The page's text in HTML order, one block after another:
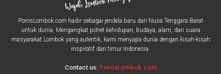
PorosLombok.com hadir sebagai jendela baru dari Nusa Tenggara Barat
untuk dunia. Mengangkat potret kehidupan, budaya, alam, dan suara
masyarakat Lombok yang autentik, kami menyapa dunia dengan kisah-kisah
inspiratif dari timur Indonesia.
Contact us: PorosLombok.com